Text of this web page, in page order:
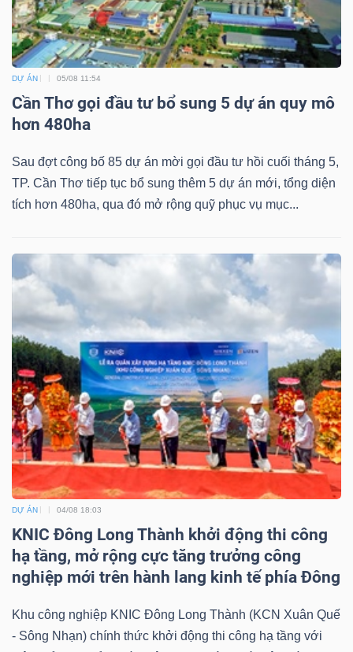
DỰ ÁN 05/08 11:54
Cần Thơ gọi đầu tư bổ sung 5 dự án quy mô
hơn 480ha
Sau đợt công bố 85 dự án mời gọi đầu tư hồi cuối tháng 5,
TP. Cần Thơ tiếp tục bổ sung thêm 5 dự án mới, tổng diện
tích hơn 480ha, qua đó mở rộng quỹ phục vụ mục...
DỰ ÁN 04/08 18:03
KNIC Đông Long Thành khởi động thi công
hạ tầng, mở rộng cực tăng trưởng công
nghiệp mới trên hành lang kinh tế phía Đông
Khu công nghiệp KNIC Đông Long Thành (KCN Xuân Quế
- Sông Nhạn) chính thức khởi động thi công hạ tầng với